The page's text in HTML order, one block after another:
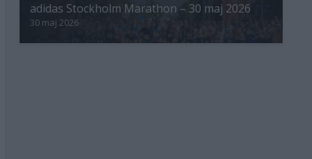
adidas Stockholm Marathon – 30 maj 2026
30 maj 2026